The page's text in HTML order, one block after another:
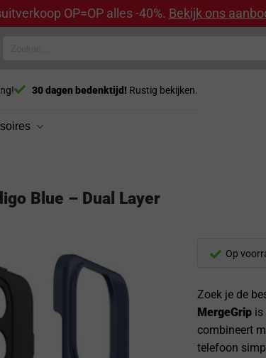
OP=OP alles -40%. Bekijk ons
30 dagen bedenktijd! Rustig bekijken.
Blue – Dual Layer
Op
Zoek je de
MergeGrip is
combineert
telefoon